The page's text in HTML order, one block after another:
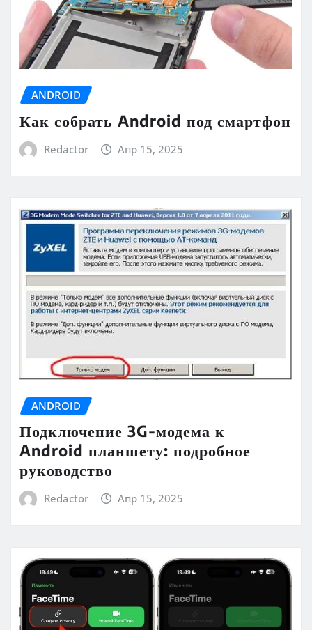
ANDROID
Как собрать Android под смартфон
Redactor Апр 15, 2025
ANDROID
Подключение 3G-модема к
Android планшету: подробное
руководство
Redactor Апр 15, 2025